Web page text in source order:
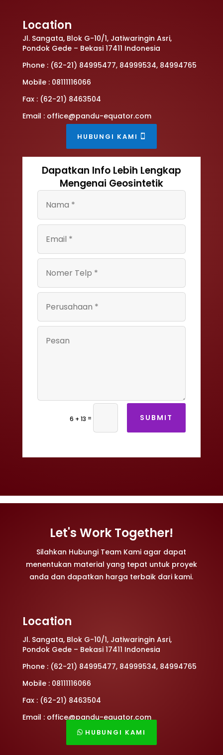
Location
Jl. Sangata, Blok G-10/1, Jatiwaringin Asri,
Pondok Gede – Bekasi 17411 Indonesia
Phone : (62-21) 84995477, 84999534, 84994765
Mobile : 08111116066
Fax : (62-21) 8463504
Email : office@pandu-equator.com
HUBUNGI KAMI
Dapatkan Info Lebih Lengkap
Mengenai Geosintetik
6 + 13 = SUBMIT
Let's Work Together!
Silahkan Hubungi Team Kami agar dapat
menentukan material yang tepat untuk proyek
anda dan dapatkan harga terbaik dari kami.
Location
Jl. Sangata, Blok G-10/1, Jatiwaringin Asri,
Pondok Gede – Bekasi 17411 Indonesia
Phone : (62-21) 84995477, 84999534, 84994765
Mobile : 08111116066
Fax : (62-21) 8463504
Email : office@pandu-equator.com
HUBUNGI KAMI